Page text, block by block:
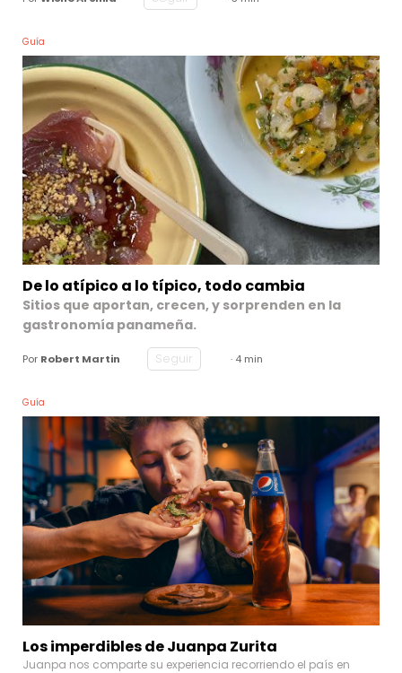
Guía
De lo atípico a lo típico, todo cambia
Sitios que aportan, crecen, y sorprenden en la
gastronomía panameña.
Por Robert Martin Seguir · 4 min
Guía
Los imperdibles de Juanpa Zurita
Juanpa nos comparte su experiencia recorriendo el país en